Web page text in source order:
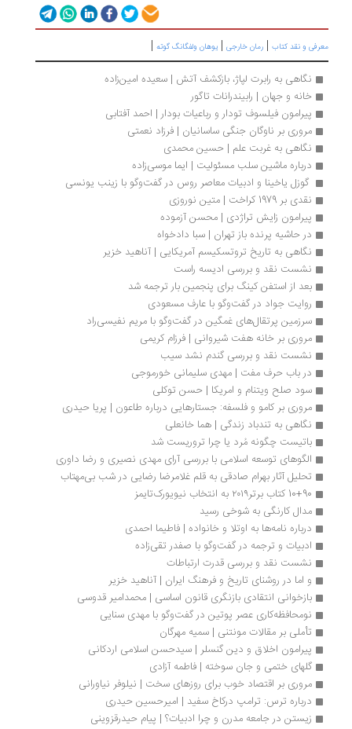
و نقد کتاب|رمان خارجی|یوهان ولفگانگ گوته|
نگاهی به رابرت لپاژ، بازکشف آتش | سعیده امین‌زاده
خانه و جهان | رابیندرانات تاگور
پیرامون فیلسوف تودار و رباعیات بودار | احمد آفتابی
مروری بر ناوگان جنگی ساسانیان | فرزاد نعمتی
نگاهی به غربت علم | حسین محمدی
درباره ماشین سلب مسئولیت | ایما موسی‌زاده
گوزل یاخینا و ادبیات معاصر روس در گفت‌وگو با زینب یونسی
نقدی بر 1979 کراخت | متین نوروزی
پیرامون زایش تراژدی | محسن آزموده
در حاشیه پرنده باز تهران | سبا دادخواه
نگاهی به تاریخ تروتسکیسم آمریکایی | آناهید خزیر
نشست نقد و بررسی ادیسه راست
بعد از استفن کینگ برای پنجمین بار ترجمه شد
روایت جواد در گفت‌وگو با عارف مسعودی
سرزمین پرتقال‌های غمگین در گفت‌وگو با مریم نفیسی‌راد
مروری بر خانه هفت شیروانی | فرزام کریمی
نشست نقد و بررسی گندم نشد سیب
در باب حرف مفت | مهدی سلیمانی خورموجی
سود صلح ویتنام و امریکا | حسن توکلی
مروری بر کامو و فلسفه: جستارهایی درباره طاعون | پریا حیدری
نگاهی به تندباد زندگی | هما خانعلی
باتیست چگونه مُرد یا چرا تروریست شد
الگوهای توسعه اسلامی با بررسی آرای مهدی نصیری و رضا داوری
تحلیل آثار بهرام صادقی به قلم غلامرضا رضایی در شب بی‌مهتاب
10+90 کتاب‌ برتر۲۰۱۹ به انتخاب نیویورک‌تایمز
مدال کارنگی به شوخی رسید
درباره نامه‌ها به اوتلا و خانواده | فاطیما احمدی
ادبیات و ترجمه‌ در گفت‌وگو با صفدر تقی‌زاده
نشست نقد و بررسی قدرت ارتباطات
و اما در روشنای تاریخ و فرهنگ ایران | آناهید خزیر
بازخوانی انتقادی بازنگری قانون اساسی | محمدامیر قدوسی
نومحافظه‌کاری عصر پوتین در گفت‌وگو با مهدی سنایی
تأملی بر مقالات مونتنی | سمیه مهرگان
پیرامون اخلاق و دین گنسلر | سیدحسن اسلامی اردکانی
گلهای ختمی و جان سوخته | فاطمه آزادی
مروری بر اقتصاد خوب برای روزهای سخت | نیلوفر نیاورانی
درباره ترس: ترامپ درکاخ سفید | امیرحسین حیدری
زیستن در جامعه مدرن و چرا ادبیات؟ | پیام حیدرقزوینی